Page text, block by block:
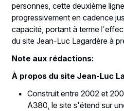
personnes, cette deuxième
progressivement en cadence
capacité, portant à terme
du site Jean-Luc Lagardère à
Note aux rédactions:
À propos du site Jean-Luc
Construit entre 2002 et
A380, le site s'étend sur